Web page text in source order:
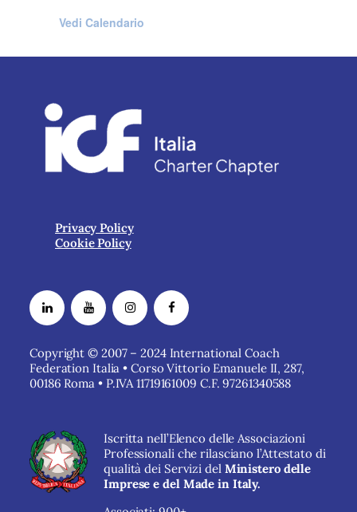
Vedi Calendario
Privacy Policy
Cookie Policy
Copyright © 2007 – 2024 International Coach
Federation Italia • Corso Vittorio Emanuele II, 287,
00186 Roma • P.IVA 11719161009 C.F. 97261340588
Iscritta nell’Elenco delle Associazioni
Professionali che rilasciano l’Attestato di
qualità dei Servizi del Ministero delle
Imprese e del Made in Italy.